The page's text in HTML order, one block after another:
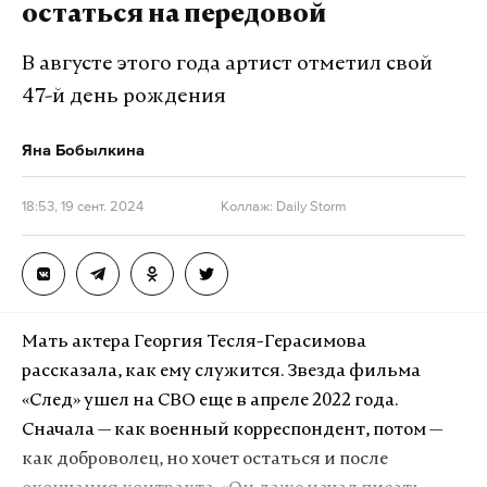
страшно переживали, когда он издавал свой
Что означало: все, дружок, это конец. Гибель
прошлое? Как думаете, какой выбрать?
Черненький Millennium? Хипповый Philips? Или
«Помните те времена, когда на поясе четких
поцыков красовались такие девайсы? Дa, это
было круто! — говорится в одном из объявлений. —
Сейчас молодежь, наверное, и не поймет, что это и
остаться на передовой
В августе этого года артист отметил свой
47-й день рождения
Яна Бобылкина
18:53, 19 сент. 2024 Коллаж: Daily Storm
Мать актера Георгия Тесля-Герасимова
рассказала, как ему служится. Звезда фильма
«След» ушел на СВО еще в апреле 2022 года.
Сначала — как военный корреспондент, потом —
как доброволец, но хочет остаться и после